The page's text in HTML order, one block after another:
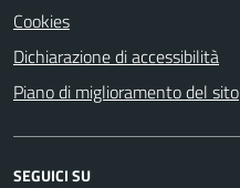
Cookies
Dichiarazione di accessibilità
Piano di miglioramento del sito
SEGUICI SU